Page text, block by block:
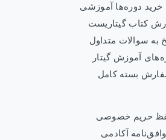
خرید دوره‌ها آموزشی
کتاب گیتاریست
به سوالات متداول
آموزش گیتار
بسته کامل
حریم خصوصی
آکادمی